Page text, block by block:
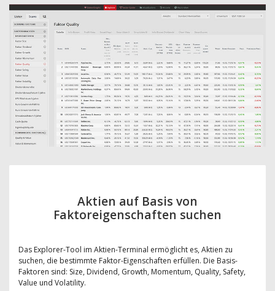
Aktien auf Basis von
Faktoreigenschaften suchen
Das Explorer-Tool im Aktien-Terminal ermöglicht es, Aktien zu
suchen, die bestimmte Faktor-Eigenschaften erfüllen. Die Basis-
Faktoren sind: Size, Dividend, Growth, Momentum, Quality, Safety,
Value und Volatility.